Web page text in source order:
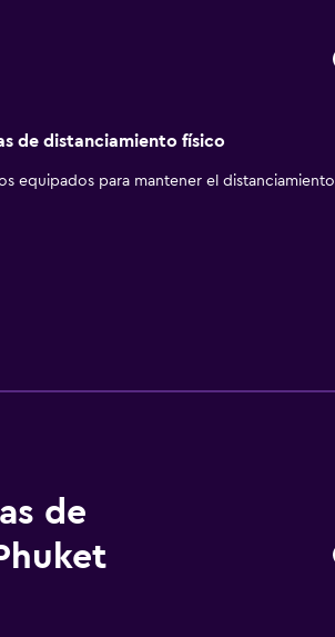
de distanciamiento físico
equipados para mantener el distanciamiento
de